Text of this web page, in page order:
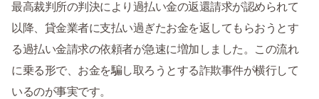
最高裁判所の判決により過払い金の返還請求が認められて
以降、貸金業者に支払い過ぎたお金を返してもらおうとす
る過払い金請求の依頼者が急速に増加しました。この流れ
に乗る形で、お金を騙し取ろうとする詐欺事件が横行して
いるのが事実です。